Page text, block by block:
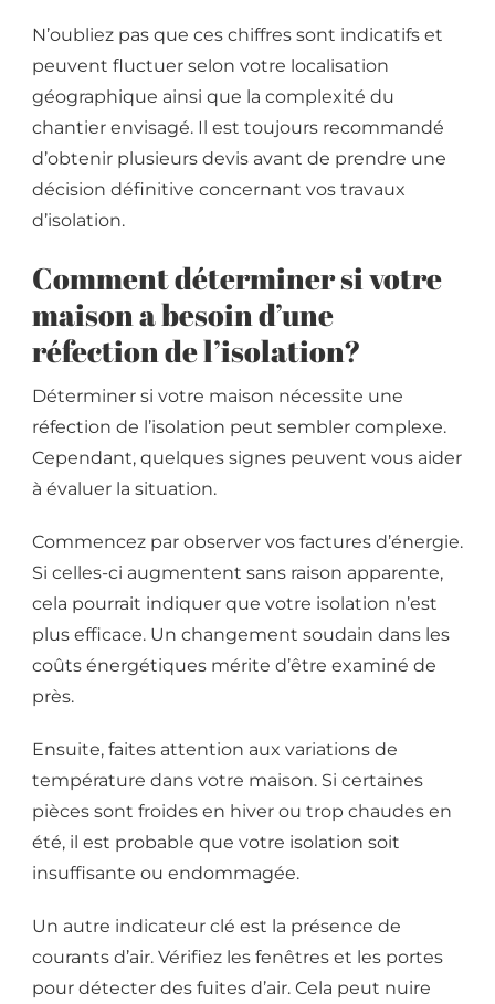
N’oubliez pas que ces chiffres sont indicatifs et
peuvent fluctuer selon votre localisation
géographique ainsi que la complexité du
chantier envisagé. Il est toujours recommandé
d’obtenir plusieurs devis avant de prendre une
décision définitive concernant vos travaux
d’isolation.
Comment déterminer si votre
maison a besoin d’une
réfection de l’isolation?
Déterminer si votre maison nécessite une
réfection de l’isolation peut sembler complexe.
Cependant, quelques signes peuvent vous aider
à évaluer la situation.
Commencez par observer vos factures d’énergie.
Si celles-ci augmentent sans raison apparente,
cela pourrait indiquer que votre isolation n’est
plus efficace. Un changement soudain dans les
coûts énergétiques mérite d’être examiné de
près.
Ensuite, faites attention aux variations de
température dans votre maison. Si certaines
pièces sont froides en hiver ou trop chaudes en
été, il est probable que votre isolation soit
insuffisante ou endommagée.
Un autre indicateur clé est la présence de
courants d’air. Vérifiez les fenêtres et les portes
pour détecter des fuites d’air. Cela peut nuire